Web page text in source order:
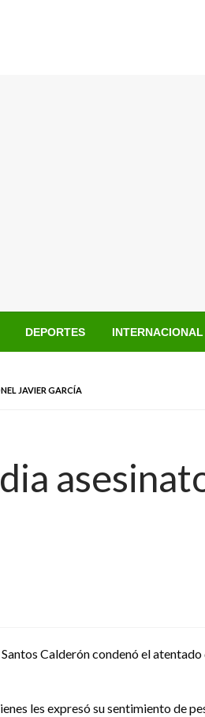
DEPORTES INTERNACIONAL
JAVIER GARCÍA
Calderón condenó el
les expresó su sentimiento de